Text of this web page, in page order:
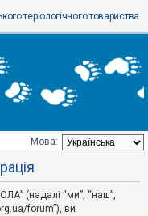
теріологічного товариства
Мова:
(надалі “ми”, “наш”,
forum”), ви